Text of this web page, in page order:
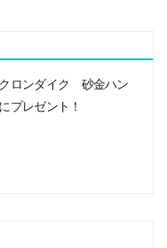
クロンダイク 砂金ハン
プレゼント！